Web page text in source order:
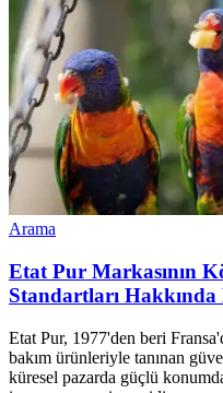
Arama
Etat Pur Markasının
Standartları Hakkında
Etat Pur, 1977'den beri
bakım ürünleriyle tanınan
küresel pazarda güçlü